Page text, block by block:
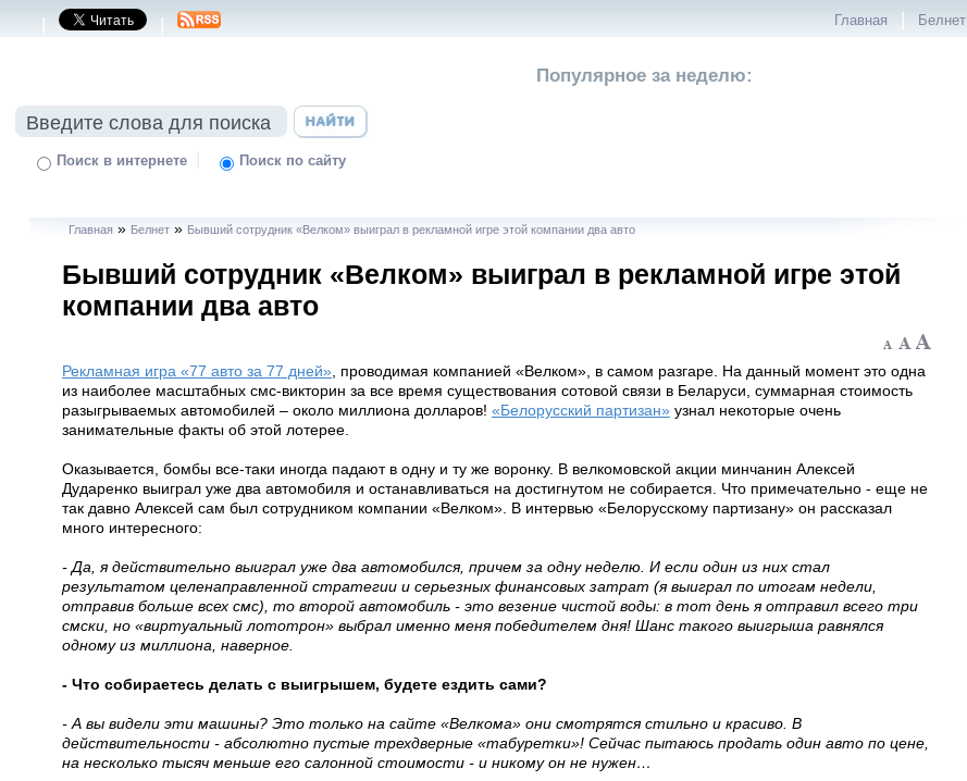
| | Главная | Белнет
Поиск в интернете | Поиск по сайту
Популярное за неделю:
Главная » Белнет» Бывший сотрудник «Велком» выиграл в рекламной игре этой компании два авто
Бывший сотрудник «Велком» выиграл в рекламной игре этой
компании два авто
Рекламная игра «77 авто за 77 дней» , проводимая компанией «Велком», в самом разгаре. На данный момент это одна
из наиболее масштабных смс-викторин за все время существования сотовой связи в Беларуси, суммарная стоимость
разыгрываемых автомобилей – около миллиона долларов! «Белорусский партизан» узнал некоторые очень
занимательные факты об этой лотерее.
Оказывается, бомбы все-таки иногда падают в одну и ту же воронку. В велкомовской акции минчанин Алексей
Дударенко выиграл уже два автомобиля и останавливаться на достигнутом не собирается. Что примечательно - еще не
так давно Алексей сам был сотрудником компании «Велком». В интервью «Белорусскому партизану» он рассказал
много интересного:
- Да, я действительно выиграл уже два автомобился, причем за одну неделю. И если один из них стал
результатом целенаправленной стратегии и серьезных финансовых затрат (я выиграл по итогам недели,
отправив больше всех смс), то второй автомобиль - это везение чистой воды: в тот день я отправил всего три
смски, но «виртуальный лототрон» выбрал именно меня победителем дня! Шанс такого выигрыша равнялся
одному из миллиона, наверное.
- Что собираетесь делать с выигрышем, будете ездить сами?
- А вы видели эти машины? Это только на сайте «Велкома» они смотрятся стильно и красиво. В
действительности - абсолютно пустые трехдверные «табуретки»! Сейчас пытаюсь продать один авто по цене,
на несколько тысяч меньше его салонной стоимости - и никому он не нужен…